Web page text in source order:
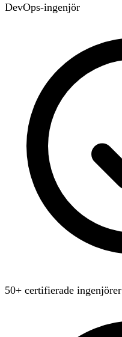
DevOps-ingenjör
50+ certifierade ingenjörer